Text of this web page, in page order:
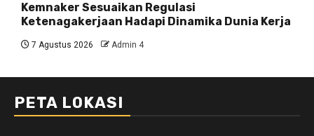
Kemnaker Sesuaikan Regulasi
Ketenagakerjaan Hadapi Dinamika Dunia Kerja
7 Agustus 2026 Admin 4
PETA LOKASI